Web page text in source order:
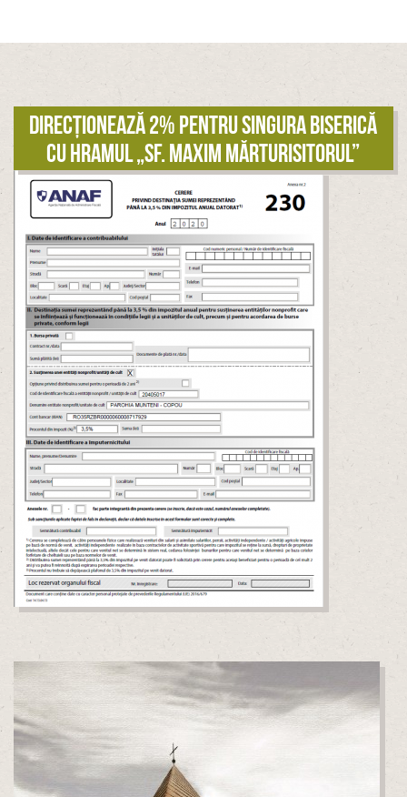
Direcționează 2% pentru singura biserică
cu hramul „Sf. Maxim Mărturisitorul”